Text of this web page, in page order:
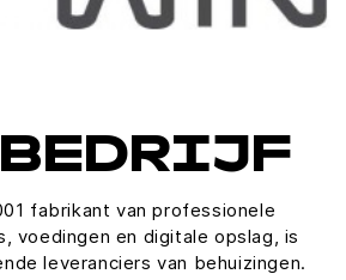
fabrikant van professionele
voedingen en digitale opslag, is
leveranciers van behuizingen.